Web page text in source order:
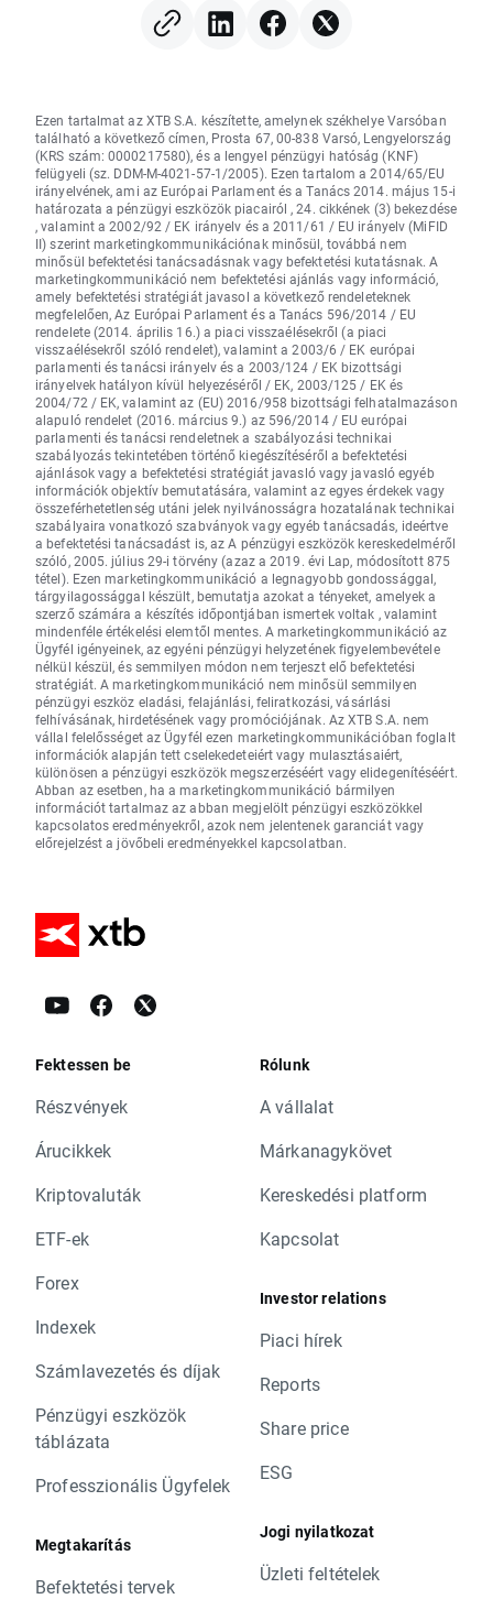
Ezen tartalmat az XTB S.A. készítette, amelynek székhelye Varsóban
található a következő címen, Prosta 67, 00-838 Varsó, Lengyelország
(KRS szám: 0000217580), és a lengyel pénzügyi hatóság (KNF)
felügyeli (sz. DDM-M-4021-57-1/2005). Ezen tartalom a 2014/65/EU
irányelvének, ami az Európai Parlament és a Tanács 2014. május 15-i
határozata a pénzügyi eszközök piacairól , 24. cikkének (3) bekezdése
, valamint a 2002/92 / EK irányelv és a 2011/61 / EU irányelv (MiFID
II) szerint marketingkommunikációnak minősül, továbbá nem
minősül befektetési tanácsadásnak vagy befektetési kutatásnak. A
marketingkommunikáció nem befektetési ajánlás vagy információ,
amely befektetési stratégiát javasol a következő rendeleteknek
megfelelően, Az Európai Parlament és a Tanács 596/2014 / EU
rendelete (2014. április 16.) a piaci visszaélésekről (a piaci
visszaélésekről szóló rendelet), valamint a 2003/6 / EK európai
parlamenti és tanácsi irányelv és a 2003/124 / EK bizottsági
irányelvek hatályon kívül helyezéséről / EK, 2003/125 / EK és
2004/72 / EK, valamint az (EU) 2016/958 bizottsági felhatalmazáson
alapuló rendelet (2016. március 9.) az 596/2014 / EU európai
parlamenti és tanácsi rendeletnek a szabályozási technikai
szabályozás tekintetében történő kiegészítéséről a befektetési
ajánlások vagy a befektetési stratégiát javasló vagy javasló egyéb
információk objektív bemutatására, valamint az egyes érdekek vagy
összeférhetetlenség utáni jelek nyilvánosságra hozatalának technikai
szabályaira vonatkozó szabványok vagy egyéb tanácsadás, ideértve
a befektetési tanácsadást is, az A pénzügyi eszközök kereskedelméről
szóló, 2005. július 29-i törvény (azaz a 2019. évi Lap, módosított 875
tétel). Ezen marketingkommunikáció a legnagyobb gondossággal,
tárgyilagossággal készült, bemutatja azokat a tényeket, amelyek a
szerző számára a készítés időpontjában ismertek voltak , valamint
mindenféle értékelési elemtől mentes. A marketingkommunikáció az
Ügyfél igényeinek, az egyéni pénzügyi helyzetének figyelembevétele
nélkül készül, és semmilyen módon nem terjeszt elő befektetési
stratégiát. A marketingkommunikáció nem minősül semmilyen
pénzügyi eszköz eladási, felajánlási, feliratkozási, vásárlási
felhívásának, hirdetésének vagy promóciójának. Az XTB S.A. nem
vállal felelősséget az Ügyfél ezen marketingkommunikációban foglalt
információk alapján tett cselekedeteiért vagy mulasztásaiért,
különösen a pénzügyi eszközök megszerzéséért vagy elidegenítéséért.
Abban az esetben, ha a marketingkommunikáció bármilyen
információt tartalmaz az abban megjelölt pénzügyi eszközökkel
kapcsolatos eredményekről, azok nem jelentenek garanciát vagy
előrejelzést a jövőbeli eredményekkel kapcsolatban.
Fektessen be
Részvények
Árucikkek
Kriptovaluták
ETF-ek
Forex
Indexek
Számlavezetés és díjak
Pénzügyi eszközök
táblázata
Professzionális Ügyfelek
Megtakarítás
Befektetési tervek
Rólunk
A vállalat
Márkanagykövet
Kereskedési platform
Kapcsolat
Investor relations
Piaci hírek
Reports
Share price
ESG
Jogi nyilatkozat
Üzleti feltételek